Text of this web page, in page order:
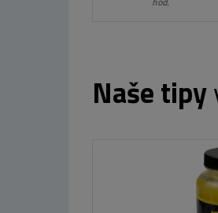
Naše tipy
Nikl Criticals boilieod